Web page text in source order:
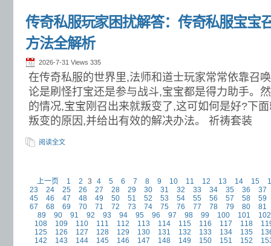
传奇私服玩家困扰解答：传奇私服宝宝
方法全解析
2026-7-31 Views 335
在传奇私服的世界里,法师和道士玩家常常依靠召
论是刷怪打宝还是参与战斗,宝宝都是得力助手。
的情况,宝宝刚召出来就叛变了,这可如何是好?下
叛变的原因,并给出有效的解决办法。 祈祷套装
阅读全文
上一页 1 2 3 4 5 6 7 8 9 10 11 12 13 14 15
23
24 25 26 27 28 29 30 31 32 33 34 35 36
37
45
46 47 48 49 50 51 52 53 54 55 56 57 58
59
67
68 69 70 71 72 73 74 75 76 77 78 79 80
81
89
90 91 92 93 94 95 96 97 98 99 100 101
102
108
109 110 111 112 113 114 115 116 117 118
125
126 127 128 129 130 131 132 133 134 135
142
143 144 145 146 147 148 149 150 151 152